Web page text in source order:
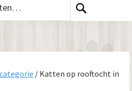
/ Katten op rooftocht in